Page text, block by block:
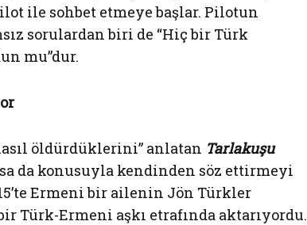
ile sohbet etmeye başlar. Pilotun
sorulardan biri de “Hiç bir Türk
mu”dur.
öldürdüklerini” anlatan Tarlakuşu
da konusuyla kendinden söz ettirmeyi
Ermeni bir ailenin Jön Türkler
Türk-Ermeni aşkı etrafında aktarıyordu.